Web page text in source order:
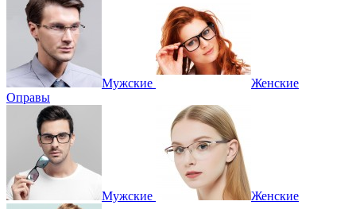
Мужские
Женские
Оправы
Мужские Женские